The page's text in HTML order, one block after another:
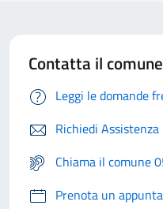
Contatta il comune
Leggi le domande
Richiedi Assistenza
Chiama il comune
Prenota un